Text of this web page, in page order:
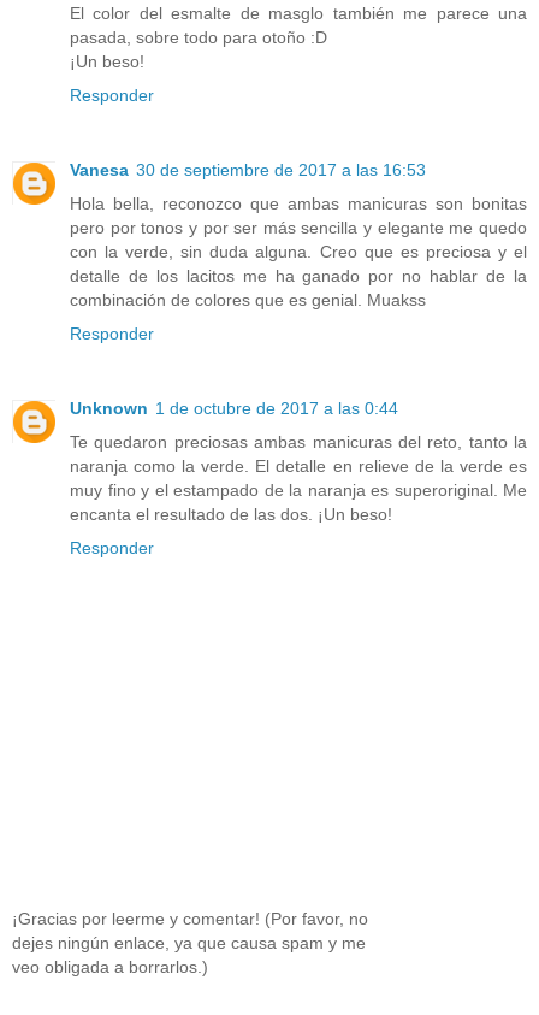
El color del esmalte de masglo también me parece una
pasada, sobre todo para otoño :D
¡Un beso!
Responder
Vanesa 30 de septiembre de 2017 a las 16:53
Hola bella, reconozco que ambas manicuras son bonitas
pero por tonos y por ser más sencilla y elegante me quedo
con la verde, sin duda alguna. Creo que es preciosa y el
detalle de los lacitos me ha ganado por no hablar de la
combinación de colores que es genial. Muakss
Responder
Unknown 1 de octubre de 2017 a las 0:44
Te quedaron preciosas ambas manicuras del reto, tanto la
naranja como la verde. El detalle en relieve de la verde es
muy fino y el estampado de la naranja es superoriginal. Me
encanta el resultado de las dos. ¡Un beso!
Responder
¡Gracias por leerme y comentar! (Por favor, no
dejes ningún enlace, ya que causa spam y me
veo obligada a borrarlos.)